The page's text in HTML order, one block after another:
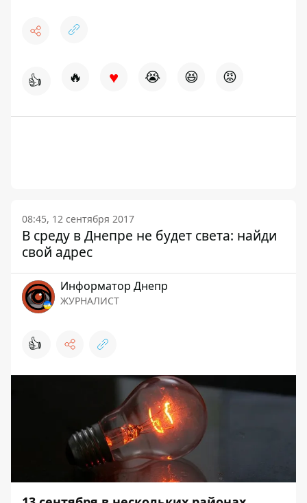
👍 🔥 ♥ 😭 😆 😡
08:45, 12 сентября 2017
В среду в Днепре не будет света: найди
свой адрес
Информатор Днепр
ЖУРНАЛИСТ
👍